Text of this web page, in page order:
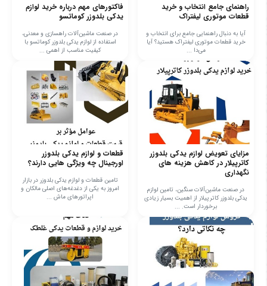
راهنمای جامع انتخاب و خرید
قطعات موتوری لیفتراک
آیا به دنبال راهنمایی جامع برای انتخاب و
خرید قطعات موتوری لیفتراک هستید؟ آیا
می‌دا ...
فاکتورهای مهم درباره خرید لوازم
یدکی بلدوزر کوماتسو
در صنعت ماشین‌آلات راهسازی و معدنی،
استفاده از لوازم یدکی بلدوزر کوماتسو با
کیفیت مناسب از اهمی ...
مزایای تعویض لوازم یدکی بلدوزر
کاترپیلار در کاهش هزینه های
نگهداری
در صنعت ماشین‌آلات سنگین، تامین لوازم
یدکی بلدوزر کاترپیلار از اهمیت بسیار زیادی
برخوردار است. ...
قطعات و لوازم یدکی بلدوزر
اورجینال چه ویژگی هایی دارند؟
تامین قطعات و لوازم یدکی بلدوزر در بازار
امروز به یکی از دغدغه‌های اصلی مالکان و
اپراتورهای ماش ...